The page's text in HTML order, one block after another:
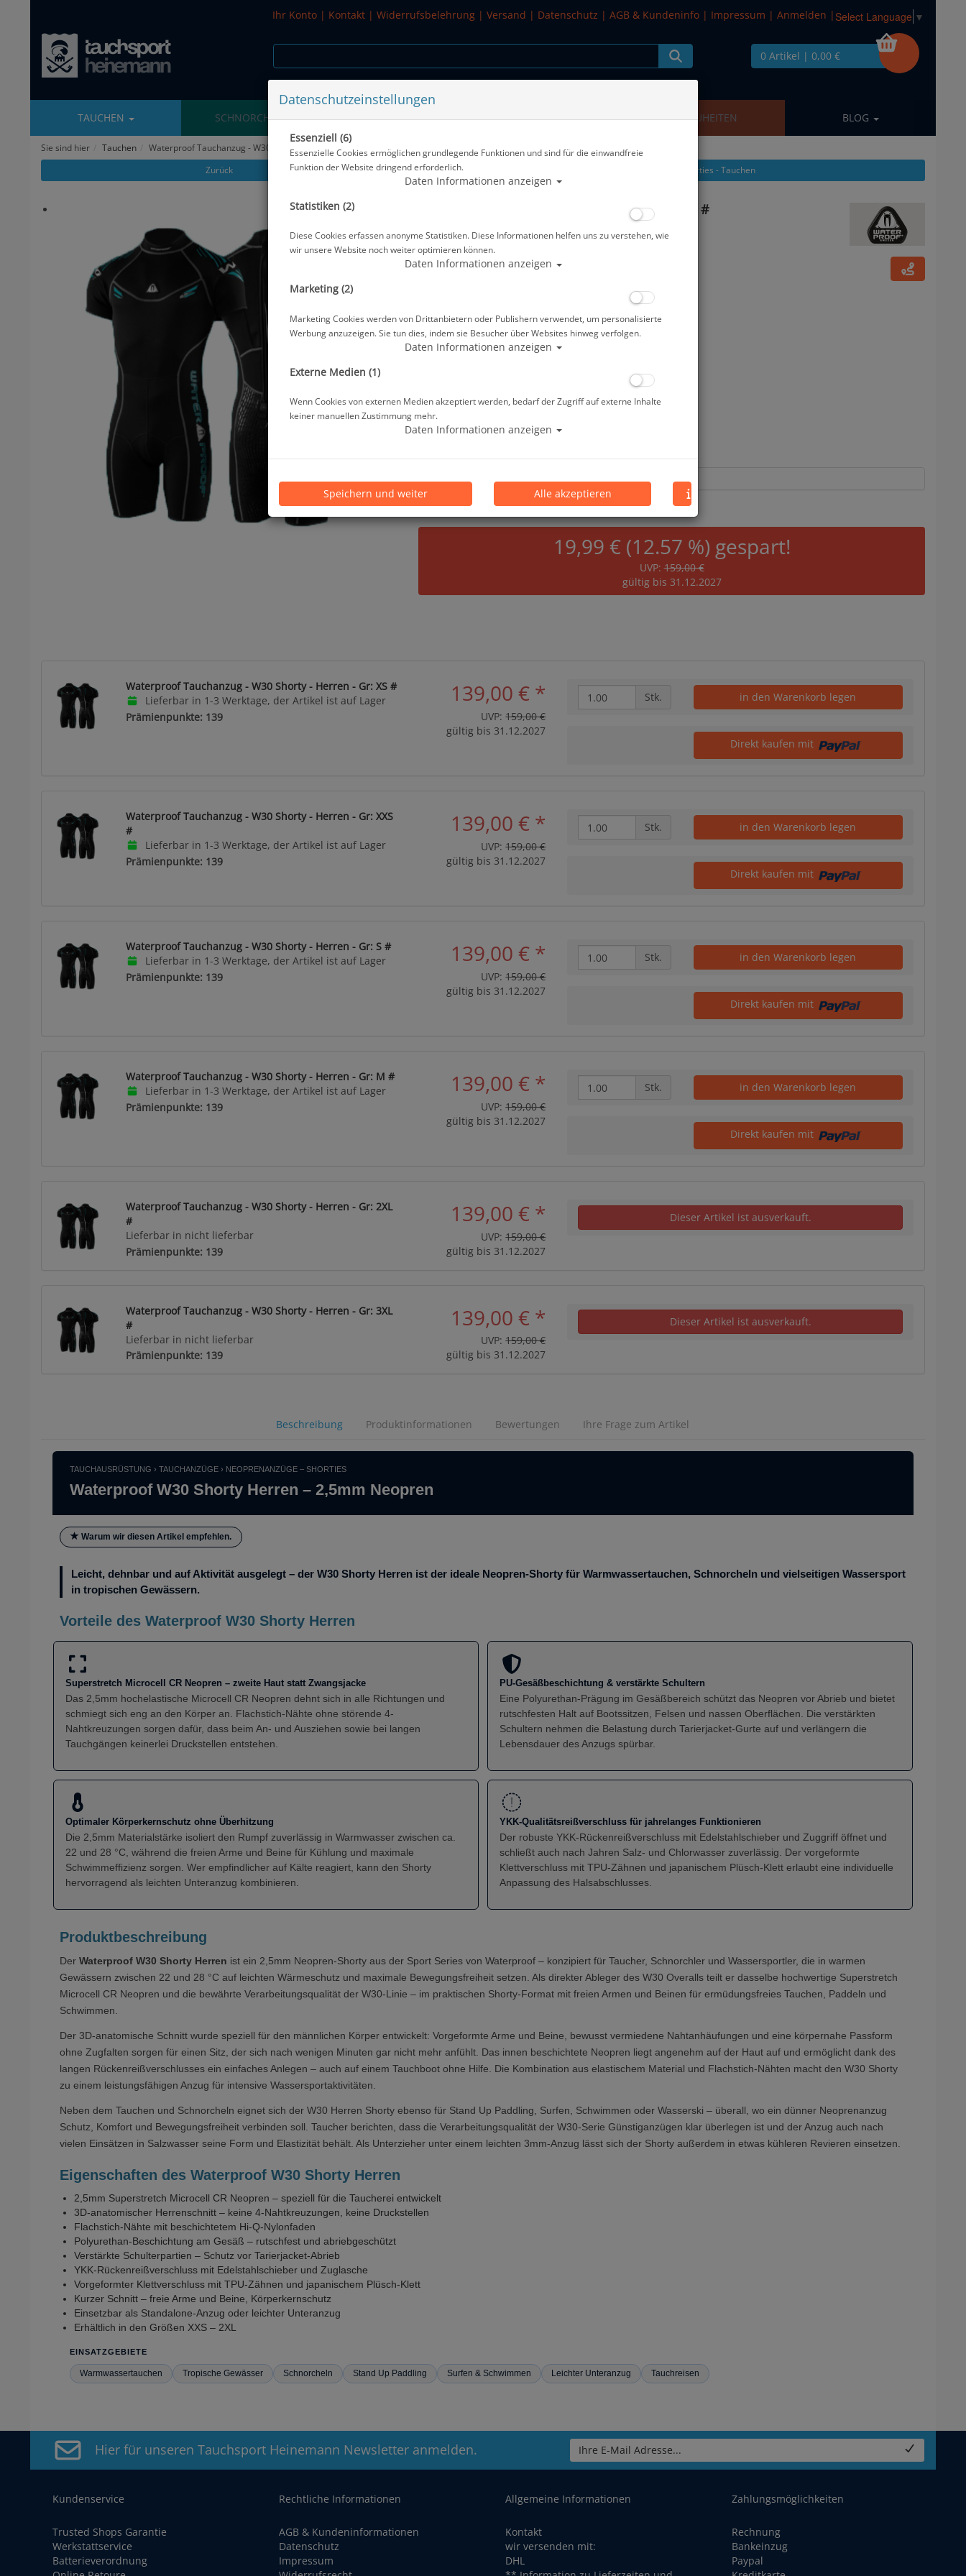
Ihr Konto | Kontakt | Widerrufsbelehrung | Versand | Datenschutz | AGB & Kundeninfo | Impressum | Anmelden | Select Language ▼
0 Artikel | 0,00 €
TAUCHEN SCHNORCHELN WASSERSPORT SALE NEUHEITEN BLOG
Sie sind hier Tauchen
Waterproof Tauchanzug - W30 Shorty - Herren #
Zurück
Alle Artikel zeigen aus: Shorties - Tauchen
Waterproof Tauchanzug - W30 Shorty - Herren #
Artikelnr.: wat-32112xmaster
Herstellerpreis: 159,00 €
Lieferbar in
19,99 € (12.57 %) gespart!
UVP:159,00 €
gültig bis 31.12.2027
Waterproof Tauchanzug - W30 Shorty - Herren - Gr: XS #
Lieferbar in 1-3 Werktage, der Artikel ist auf Lager
Prämienpunkte: 139
139,00 € *
UVP:159,00 €
gültig bis 31.12.2027
Stk. in den Warenkorb legen
Direkt kaufen mit
Waterproof Tauchanzug - W30 Shorty - Herren - Gr: XXS
#
Lieferbar in 1-3 Werktage, der Artikel ist auf Lager
Prämienpunkte: 139
139,00 € *
UVP:159,00 €
gültig bis 31.12.2027
Stk. in den Warenkorb legen
Direkt kaufen mit
Waterproof Tauchanzug - W30 Shorty - Herren - Gr: S #
Lieferbar in 1-3 Werktage, der Artikel ist auf Lager
Prämienpunkte: 139
139,00 € *
UVP:159,00 €
gültig bis 31.12.2027
Stk. in den Warenkorb legen
Direkt kaufen mit
Waterproof Tauchanzug - W30 Shorty - Herren - Gr: M #
Lieferbar in 1-3 Werktage, der Artikel ist auf Lager
Prämienpunkte: 139
139,00 € *
UVP:159,00 €
gültig bis 31.12.2027
Stk. in den Warenkorb legen
Direkt kaufen mit
Waterproof Tauchanzug - W30 Shorty - Herren - Gr: 2XL
#
Lieferbar in nicht lieferbar
Prämienpunkte: 139
139,00 € *
UVP:159,00 €
gültig bis 31.12.2027
Dieser Artikel ist ausverkauft.
Waterproof Tauchanzug - W30 Shorty - Herren - Gr: 3XL
#
Lieferbar in nicht lieferbar
Prämienpunkte: 139
139,00 € *
UVP:159,00 €
gültig bis 31.12.2027
Dieser Artikel ist ausverkauft.
Beschreibung Produktinformationen Bewertungen Ihre Frage zum Artikel
TAUCHAUSRÜSTUNG › TAUCHANZÜGE › NEOPRENANZÜGE – SHORTIES
Waterproof W30 Shorty Herren – 2,5mm Neopren
Warum wir diesen Artikel empfehlen.
Leicht, dehnbar und auf Aktivität ausgelegt – der W30 Shorty Herren ist der ideale Neopren-Shorty für Warmwassertauchen, Schnorcheln und vielseitigen Wassersport
in tropischen Gewässern.
Vorteile des Waterproof W30 Shorty Herren
Superstretch Microcell CR Neopren – zweite Haut statt Zwangsjacke
Das 2,5mm hochelastische Microcell CR Neopren dehnt sich in alle Richtungen und
schmiegt sich eng an den Körper an. Flachstich-Nähte ohne störende 4-
Nahtkreuzungen sorgen dafür, dass beim An- und Ausziehen sowie bei langen
Tauchgängen keinerlei Druckstellen entstehen.
PU-Gesäßbeschichtung & verstärkte Schultern
Eine Polyurethan-Prägung im Gesäßbereich schützt das Neopren vor Abrieb und bietet
rutschfesten Halt auf Bootssitzen, Felsen und nassen Oberflächen. Die verstärkten
Schultern nehmen die Belastung durch Tarierjacket-Gurte auf und verlängern die
Lebensdauer des Anzugs spürbar.
Optimaler Körperkernschutz ohne Überhitzung
Die 2,5mm Materialstärke isoliert den Rumpf zuverlässig in Warmwasser zwischen ca.
22 und 28 °C, während die freien Arme und Beine für Kühlung und maximale
Schwimmeffizienz sorgen. Wer empfindlicher auf Kälte reagiert, kann den Shorty
hervorragend als leichten Unteranzug kombinieren.
YKK-Qualitätsreißverschluss für jahrelanges Funktionieren
Der robuste YKK-Rückenreißverschluss mit Edelstahlschieber und Zuggriff öffnet und
schließt auch nach Jahren Salz- und Chlorwasser zuverlässig. Der vorgeformte
Klettverschluss mit TPU-Zähnen und japanischem Plüsch-Klett erlaubt eine individuelle
Anpassung des Halsabschlusses.
Produktbeschreibung
Der Waterproof W30 Shorty Herren ist ein 2,5mm Neopren-Shorty aus der Sport Series von Waterproof – konzipiert für Taucher, Schnorchler und Wassersportler, die in warmen
Gewässern zwischen 22 und 28 °C auf leichten Wärmeschutz und maximale Bewegungsfreiheit setzen. Als direkter Ableger des W30 Overalls teilt er dasselbe hochwertige Superstretch
Microcell CR Neopren und die bewährte Verarbeitungsqualität der W30-Linie – im praktischen Shorty-Format mit freien Armen und Beinen für ermüdungsfreies Tauchen, Paddeln und
Schwimmen.
Der 3D-anatomische Schnitt wurde speziell für den männlichen Körper entwickelt: Vorgeformte Arme und Beine, bewusst vermiedene Nahtanhäufungen und eine körpernahe Passform
ohne Zugfalten sorgen für einen Sitz, der sich nach wenigen Minuten gar nicht mehr anfühlt. Das innen beschichtete Neopren liegt angenehm auf der Haut auf und ermöglicht dank des
langen Rückenreißverschlusses ein einfaches Anlegen – auch auf einem Tauchboot ohne Hilfe. Die Kombination aus elastischem Material und Flachstich-Nähten macht den W30 Shorty
zu einem leistungsfähigen Anzug für intensive Wassersportaktivitäten.
Neben dem Tauchen und Schnorcheln eignet sich der W30 Herren Shorty ebenso für Stand Up Paddling, Surfen, Schwimmen oder Wasserski – überall, wo ein dünner Neoprenanzug
Schutz, Komfort und Bewegungsfreiheit verbinden soll. Taucher berichten, dass die Verarbeitungsqualität der W30-Serie Günstiganzügen klar überlegen ist und der Anzug auch nach
vielen Einsätzen in Salzwasser seine Form und Elastizität behält. Als Unterzieher unter einem leichten 3mm-Anzug lässt sich der Shorty außerdem in etwas kühleren Revieren einsetzen.
Eigenschaften des Waterproof W30 Shorty Herren
2,5mm Superstretch Microcell CR Neopren – speziell für die Taucherei entwickelt
3D-anatomischer Herrenschnitt – keine 4-Nahtkreuzungen, keine Druckstellen
Flachstich-Nähte mit beschichtetem Hi-Q-Nylonfaden
Polyurethan-Beschichtung am Gesäß – rutschfest und abriebgeschützt
Verstärkte Schulterpartien – Schutz vor Tarierjacket-Abrieb
YKK-Rückenreißverschluss mit Edelstahlschieber und Zuglasche
Vorgeformter Klettverschluss mit TPU-Zähnen und japanischem Plüsch-Klett
Kurzer Schnitt – freie Arme und Beine, Körperkernschutz
Einsetzbar als Standalone-Anzug oder leichter Unteranzug
Erhältlich in den Größen XXS – 2XL
EINSATZGEBIETE
Warmwassertauchen Tropische Gewässer Schnorcheln Stand Up Paddling Surfen & Schwimmen Leichter Unteranzug Tauchreisen
Hier für unseren Tauchsport Heinemann Newsletter anmelden. Ihre E-Mail Adresse...
Kundenservice
Trusted Shops Garantie
Werkstattservice
Batterieverordnung
Rechtliche Informationen
AGB & Kundeninformationen
Datenschutz
Impressum
Allgemeine Informationen
Kontakt
wir versenden mit:
DHL
Zahlungsmöglichkeiten
Rechnung
Bankeinzug
Paypal
Datenschutzeinstellungen
Essenziell (6)
Essenzielle Cookies ermöglichen grundlegende Funktionen und sind für die einwandfreie
Funktion der Website dringend erforderlich.
Daten Informationen anzeigen
Statistiken (2)
Diese Cookies erfassen anonyme Statistiken. Diese Informationen helfen uns zu verstehen, wie
wir unsere Website noch weiter optimieren können.
Daten Informationen anzeigen
Marketing (2)
Marketing Cookies werden von Drittanbietern oder Publishern verwendet, um personalisierte
Werbung anzuzeigen. Sie tun dies, indem sie Besucher über Websites hinweg verfolgen.
Daten Informationen anzeigen
Externe Medien (1)
Wenn Cookies von externen Medien akzeptiert werden, bedarf der Zugriff auf externe Inhalte
keiner manuellen Zustimmung mehr.
Daten Informationen anzeigen
Speichern und weiter Alle akzeptieren